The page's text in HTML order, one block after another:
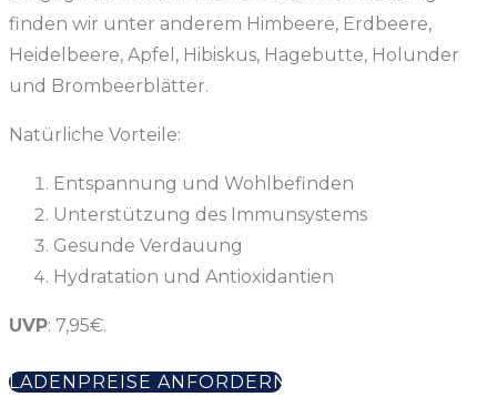
finden wir unter anderem Himbeere, Erdbeere,
Heidelbeere, Apfel, Hibiskus, Hagebutte, Holunder
und Brombeerblätter.
Natürliche Vorteile:
Entspannung und Wohlbefinden
Unterstützung des Immunsystems
Gesunde Verdauung
Hydratation und Antioxidantien
UVP: 7,95€.
LADENPREISE ANFORDERN